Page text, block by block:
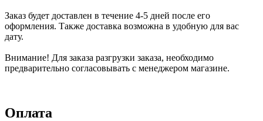
Заказ будет доставлен в течение 4-5 дней после его
оформления. Также доставка возможна в удобную для вас
дату.
Внимание! Для заказа разгрузки заказа, необходимо
предварительно согласовывать с менеджером магазине.
Оплата